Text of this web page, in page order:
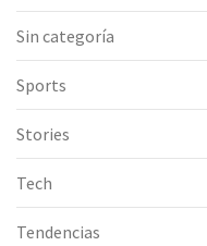
Sin categoría
Sports
Stories
Tech
Tendencias